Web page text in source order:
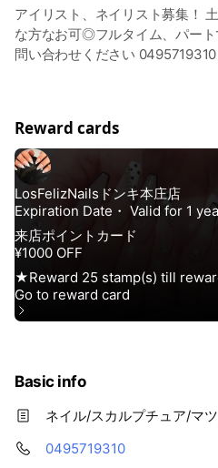
アイリスト、ネイリスト募集！
な方なお可◎フルタイム、パー
問い合わせください 0495719310
Reward cards
Basic info
ネイル/スカルプチュア/マ
0495719310